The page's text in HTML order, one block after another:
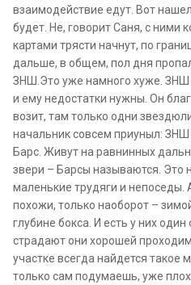
взаимодействие едут. Вот
будет. Не, говорит Саня, с ними
картами трясти начнут, по
дальше, в общем, пол дня
ЗНШ.Это уже намного хуже. ЗНШ
и ему недостатки нужны. Он
возит, там только одни
начальник совсем приуныл:
Барс. Живут на равнинных
звери – Барсы называются. Это
маленькие трудяги и
похожи, только наоборот –
глубине бокса. И есть у них
страдают они хорошей
участке всегда найдется такое
только сам подумаешь, уже